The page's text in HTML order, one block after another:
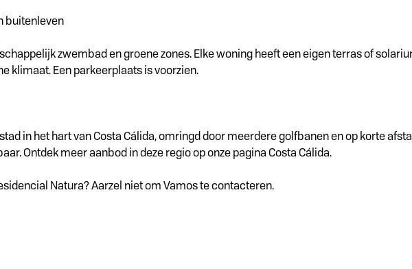
buitenleven
zwembad en groene zones. Elke woning heeft een eigen terras of
klimaat. Een parkeerplaats is voorzien.
in het hart van Costa Cálida, omringd door meerdere golfbanen en op korte
Ontdek meer aanbod in deze regio op onze pagina Costa Cálida.
Natura? Aarzel niet om Vamos te contacteren.